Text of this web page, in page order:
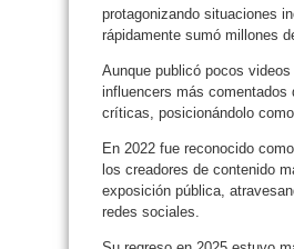
protagonizando situaciones
rápidamente sumó millones
Aunque publicó pocos
influencers más comentados
críticas, posicionándolo
En 2022 fue reconocido
los creadores de contenido
exposición pública,
redes sociales.